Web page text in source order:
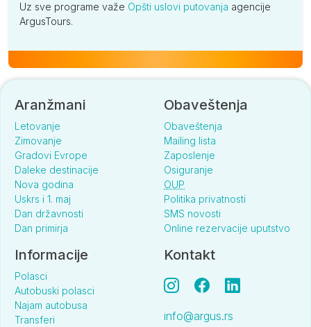
Uz sve programe važe Opšti uslovi putovanja agencije
ArgusTours.
Aranžmani
Letovanje
Zimovanje
Gradovi Evrope
Daleke destinacije
Nova godina
Uskrs i 1. maj
Dan državnosti
Dan primirja
Obaveštenja
Obaveštenja
Mailing lista
Zaposlenje
Osiguranje
OUP
Politika privatnosti
SMS novosti
Online rezervacije uputstvo
Informacije
Polasci
Autobuski polasci
Najam autobusa
Transferi
Kontakt
info@argus.rs